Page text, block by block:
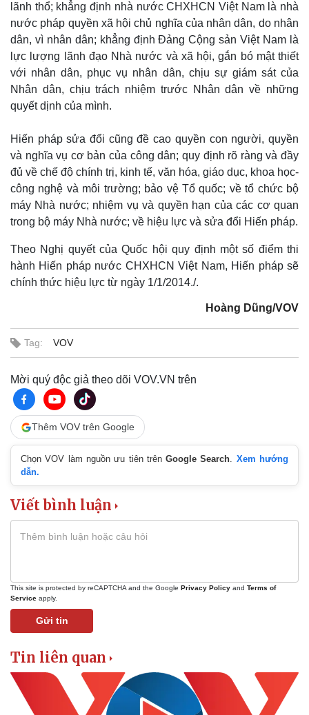
Chứng khoán
lãnh thổ; khẳng định nhà nước CHXHCN Việt Nam là nhà
nước pháp quyền xã hội chủ nghĩa của nhân dân, do nhân
dân, vì nhân dân; khẳng định Đảng Cộng sản Việt Nam là
lực lượng lãnh đạo Nhà nước và xã hội, gắn bó mật thiết
với nhân dân, phục vụ nhân dân, chịu sự giám sát của
Nhân dân, chịu trách nhiệm trước Nhân dân về những
quyết dịnh của mình.
Hiến pháp sửa đổi cũng đề cao quyền con người, quyền
và nghĩa vụ cơ bản của công dân; quy định rõ ràng và đầy
đủ về chế độ chính trị, kinh tế, văn hóa, giáo dục, khoa học-
công nghệ và môi trường; bảo vệ Tổ quốc; về tổ chức bộ
máy Nhà nước; nhiệm vụ và quyền hạn của các cơ quan
trong bộ máy Nhà nước; về hiệu lực và sửa đổi Hiến pháp.
Theo Nghị quyết của Quốc hội quy định một số điểm thi
hành Hiến pháp nước CHXHCN Việt Nam, Hiến pháp sẽ
chính thức hiệu lực từ ngày 1/1/2014./.
Hoàng Dũng/VOV
Tag: VOV
Mời quý độc giả theo dõi VOV.VN trên
Thêm VOV trên Google
Chọn VOV làm nguồn ưu tiên trênGoogle Search. Xem hướng
dẫn.
Viết bình luận
This site is protected by reCAPTCHA and the Google Privacy Policy and Terms of
Service apply.
Gửi tin
Tin liên quan